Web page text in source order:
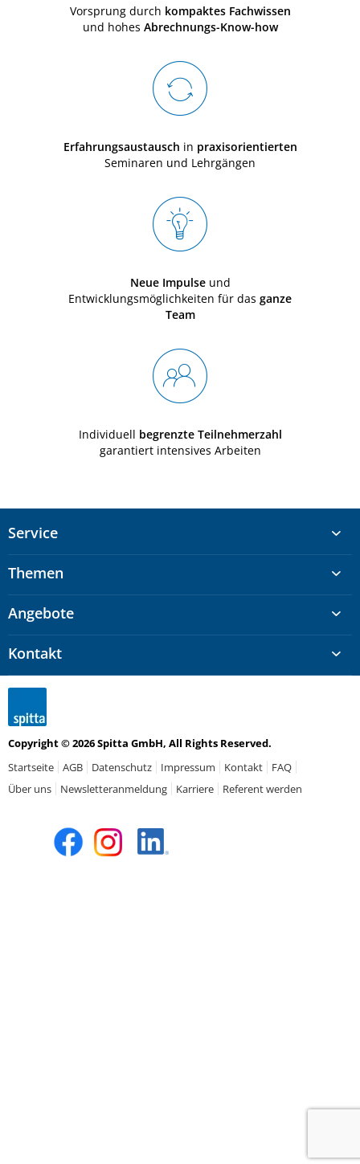
Vorsprung durch kompaktes Fachwissen
und hohes Abrechnungs-Know-how
Erfahrungsaustausch in praxisorientierten
Seminaren und Lehrgängen
Neue Impulseund
Entwicklungsmöglichkeiten für das ganze
Team
Individuell begrenzte Teilnehmerzahl
garantiert intensives Arbeiten
Service
Themen
Angebote
Kontakt
Copyright © 2026 Spitta GmbH, All Rights Reserved.
Startseite
AGB Datenschutz Impressum Kontakt
FAQ
Über uns
Newsletteranmeldung Karriere Referent werden